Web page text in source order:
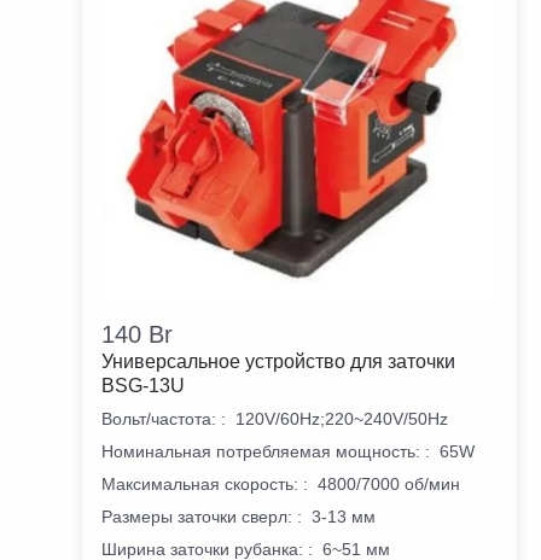
140 Br
Универсальное устройство для заточки
BSG-13U
Вольт/частота: :
120V/60Hz;220~240V/50Hz
Номинальная потребляемая мощность: : 65W
Максимальная скорость: : 4800/7000 об/мин
Размеры заточки сверл: : 3-13 мм
Ширина заточки рубанка: : 6~51 мм